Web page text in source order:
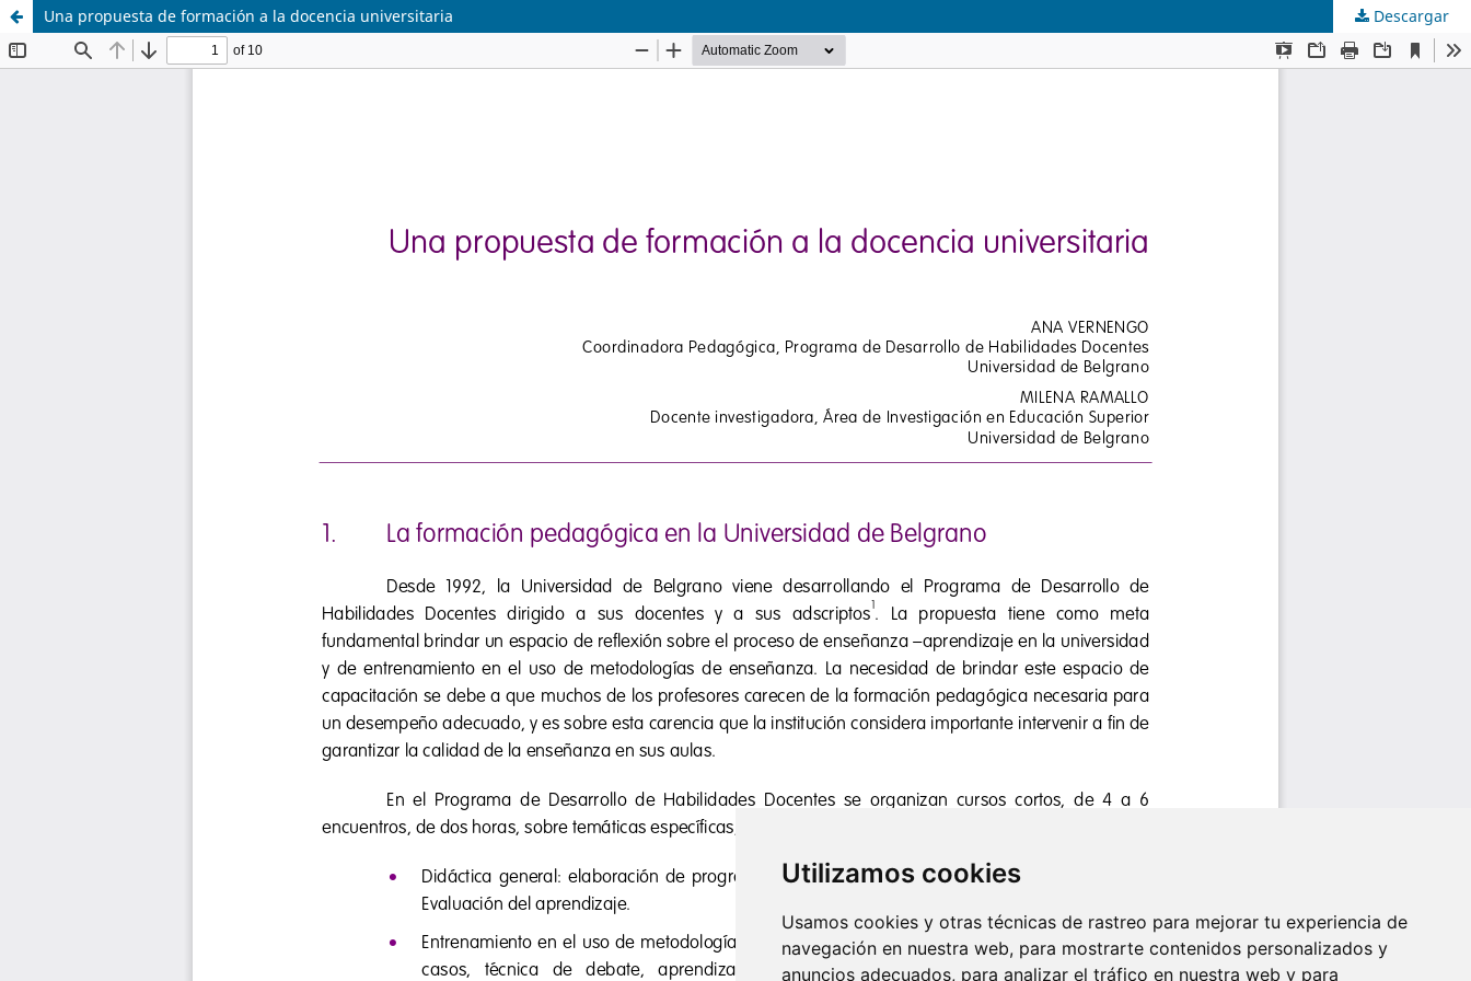
Utilizamos cookies
Usamos cookies y otras técnicas de rastreo para mejorar tu experiencia de
navegación en nuestra web, para mostrarte contenidos personalizados y
anuncios adecuados, para analizar el tráfico en nuestra web y para
Una propuesta de formación a la docencia universitaria Descargar